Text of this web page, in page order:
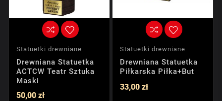
Statuetki drewniane
Drewniana Statuetka
ACTCW Teatr Sztuka
Maski
50,00 zł
Statuetki drewniane
Drewniana Statuetka
Piłkarska Piłka+but
33,00 zł